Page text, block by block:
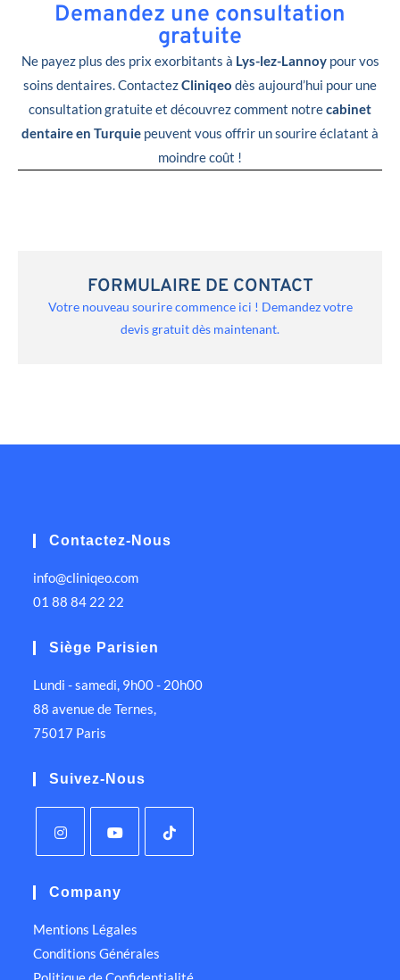
Demandez une consultation
gratuite
Ne payez plus des prix exorbitants à Lys-lez-Lannoypour vos
soins dentaires. ContactezCliniqeo dès aujourd’hui pour une
consultation gratuite et découvrez comment notrecabinet
dentaire en Turquie peuvent vous offrir un sourire éclatant à
moindre coût !
FORMULAIRE DE CONTACT
Votre nouveau sourire commence ici ! Demandez votre
devis gratuit dès maintenant.
Contactez-Nous
info@cliniqeo.com
01 88 84 22 22
Siège Parisien
Lundi - samedi, 9h00 - 20h00
88 avenue de Ternes,
75017 Paris
Suivez-Nous
Company
Mentions Légales
Conditions Générales